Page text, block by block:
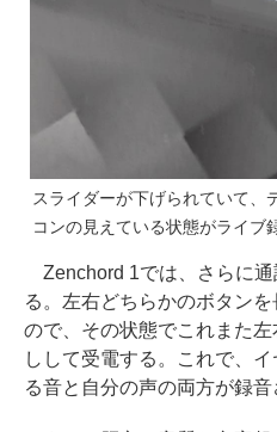
スライダーが下げられていて、
コンの見えている状態がライブ
Zenchord 1では、さらに通
る。左右どちらかのボタン
ので、その状態でこれまた
しして受電する。これで、
る音と自分の声の両方が録音